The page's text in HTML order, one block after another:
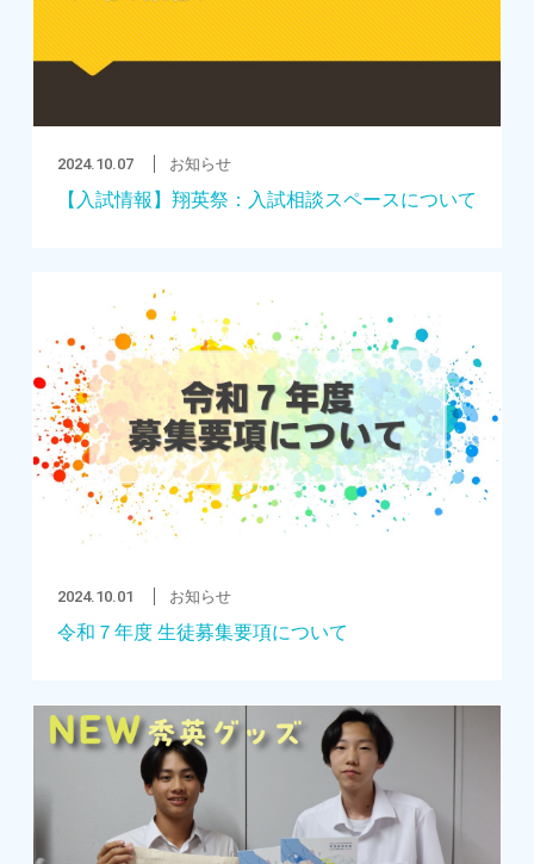
2024.10.07 お知らせ
【入試情報】翔英祭：入試相談スペースについて
2024.10.01 お知らせ
令和７年度 生徒募集要項について